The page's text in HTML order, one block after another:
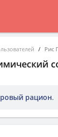
Рис
рацион.